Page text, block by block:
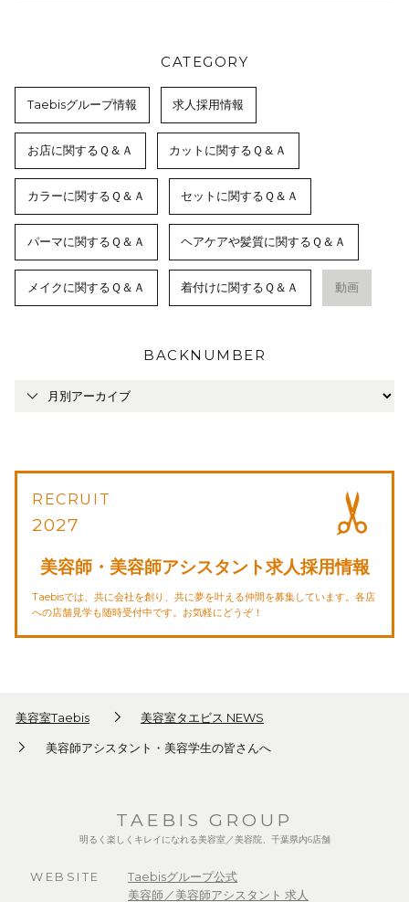
CATEGORY
Taebisグループ情報 求人採用情報
お店に関するＱ＆Ａ カットに関するＱ＆Ａ
カラーに関するＱ＆Ａ セットに関するＱ＆Ａ
パーマに関するＱ＆Ａ ヘアケアや髪質に関するＱ＆Ａ
メイクに関するＱ＆Ａ 着付けに関するＱ＆Ａ 動画
BACKNUMBER
RECRUIT
2027
美容師・美容師アシスタント求人採用情報
Taebisでは、共に会社を創り、共に夢を叶える仲間を募集しています。各店
への店舗見学も随時受付中です。お気軽にどうぞ！
美容室Taebis 美容室タエビス NEWS
美容師アシスタント・美容学生の皆さんへ
TAEBIS GROUP
明るく楽しくキレイになれる美容室／美容院、千葉県内6店舗
WEBSITE
Taebisグループ公式
美容師／美容師アシスタント 求人